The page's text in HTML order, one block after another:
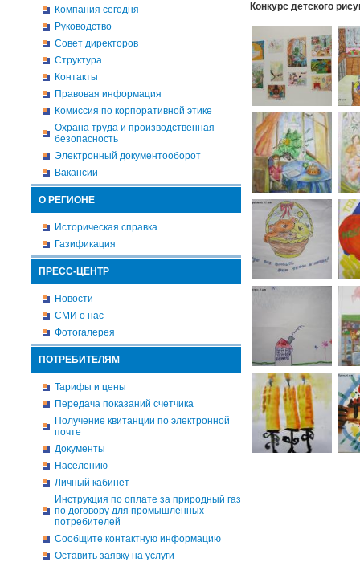
Компания сегодня
Руководство
Совет директоров
Структура
Контакты
Правовая информация
Комиссия по корпоративной этике
Охрана труда и производственная
безопасность
Электронный документооборот
Вакансии
О РЕГИОНЕ
Историческая справка
Газификация
ПРЕСС-ЦЕНТР
Новости
СМИ о нас
Фотогалерея
ПОТРЕБИТЕЛЯМ
Тарифы и цены
Передача показаний счетчика
Получение квитанции по электронной
почте
Документы
Населению
Личный кабинет
Инструкция по оплате за природный газ
по договору для промышленных
потребителей
Сообщите контактную информацию
Оставить заявку на услуги
Конкурс детского